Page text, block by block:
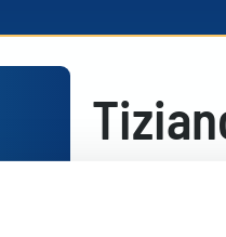
Questi sono i